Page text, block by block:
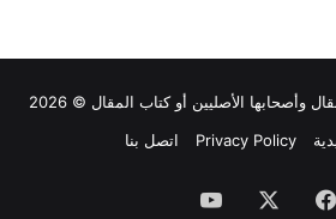
وأصحابها الأصليين أو كتاب المقال © 2026
Privacy Policy اتصل بنا
فيسبوك ‫YouTube